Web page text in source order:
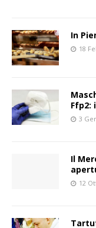
In
18
Ffp2:
3
Il
12